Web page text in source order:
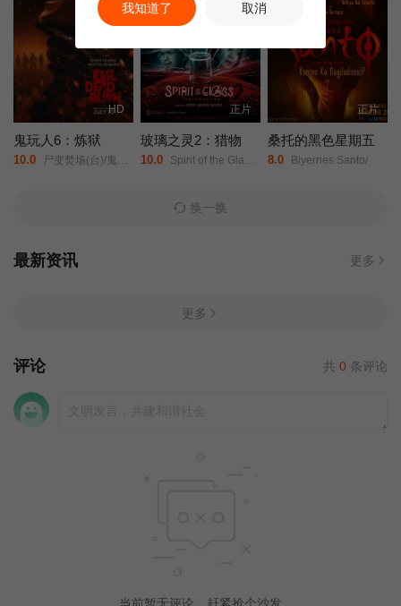
HD
鬼玩人6：炼狱
10.0 尸变焚场(台)/鬼玩人6：燃烧/鬼玩人崛起衍生电影/
正片
玻璃之灵2：猎物
10.0 Spirit of the Glass 2: The Hunted/
正片
桑托的黑色星期五
8.0 Biyernes Santo/
换一换
最新资讯 更多
更多
评论 共 0 条评论
当前暂无评论，赶紧抢个沙发
我知道了 取消